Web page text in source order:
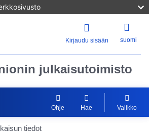
Kirjaudu sisään suomi
julkaisutoimisto
Ohje Hae Valikko
tiedot